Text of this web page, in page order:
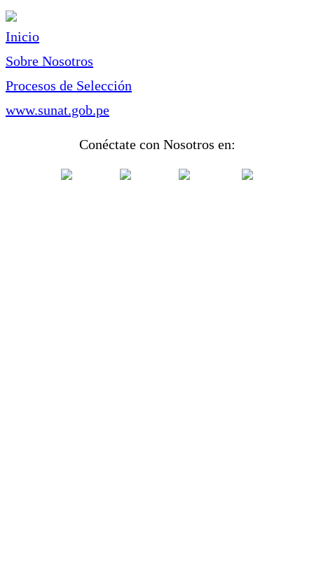
Inicio
Sobre Nosotros
Procesos de Selección
www.sunat.gob.pe
Conéctate con Nosotros en: